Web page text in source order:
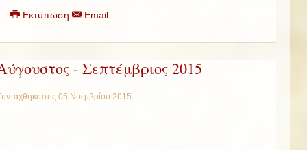
Εκτύπωση Email
- Σεπτέμβριος 2015
στις 05 Νοεμβρίου 2015.